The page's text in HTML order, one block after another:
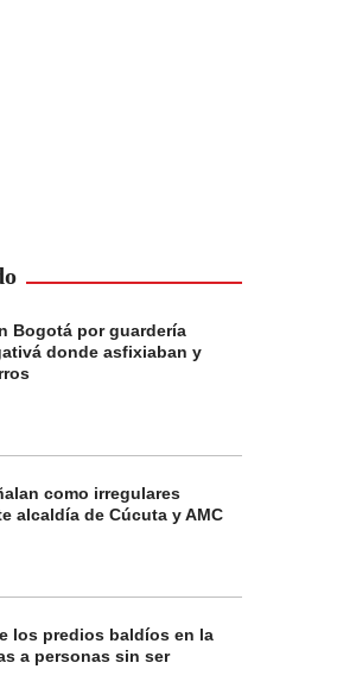
Bogotá por guardería
donde asfixiaban y
como irregulares
alcaldía de Cúcuta y AMC
los predios baldíos en la
a personas sin ser